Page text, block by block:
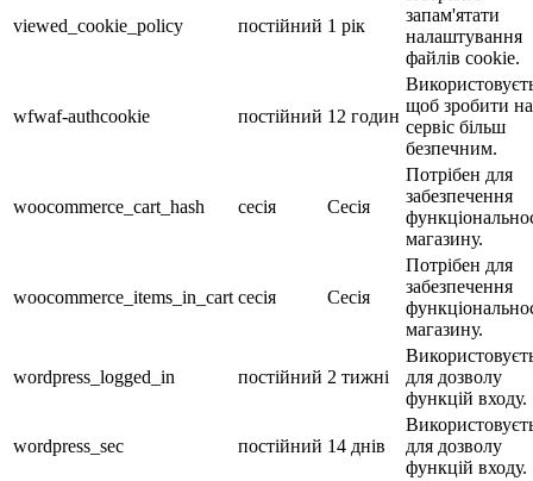
viewed_cookie_policy постійний 1 рік
запам'ятати
налаштування
файлів cookie.
wfwaf-authcookie постійний 12 годин
щоб зробити
сервіс більш
безпечним.
woocommerce_cart_hash сесія Сесія
Потрібен для
забезпечення
магазину.
woocommerce_items_in_cart сесія Сесія
Потрібен для
забезпечення
магазину.
wordpress_logged_in постійний 2 тижні
для дозволу
функцій входу.
wordpress_sec постійний 14 днів
для дозволу
функцій входу.